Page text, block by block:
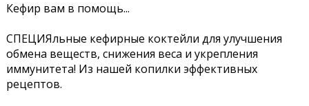
Кефир вам в помощь...
СПЕЦИЯльные кефирные коктейли для улучшения
обмена веществ, снижения веса и укрепления
иммунитета! Из нашей копилки эффективных
рецептов.